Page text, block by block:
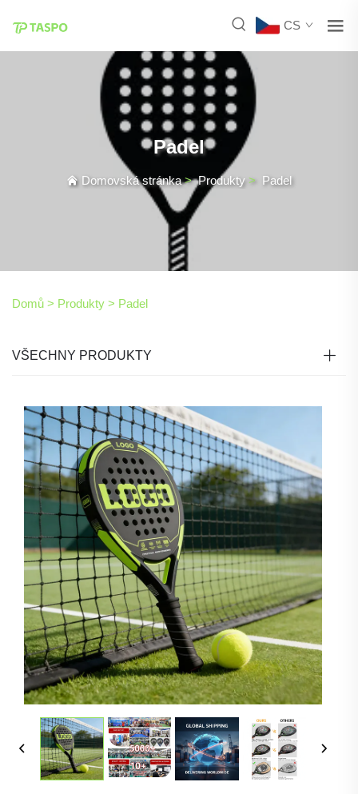
CS
Padel
Domovská stránka>Produkty > Padel
Domů > Produkty > Padel
VŠECHNY PRODUKTY